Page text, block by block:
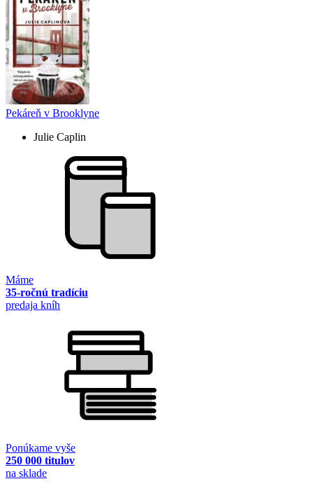
Pekáreň v Brooklyne
Julie Caplin
Máme
35-ročnú tradíciu
predaja kníh
Ponúkame vyše
250 000 titulov
na sklade